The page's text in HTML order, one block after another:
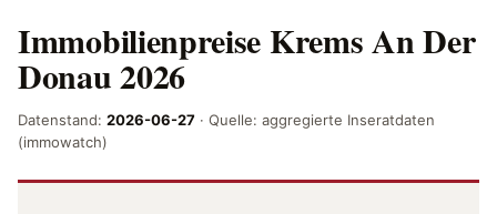
Immobilienpreise Krems An Der
Donau 2026
Datenstand: 2026-06-27 · Quelle: aggregierte Inseratdaten
(immowatch)